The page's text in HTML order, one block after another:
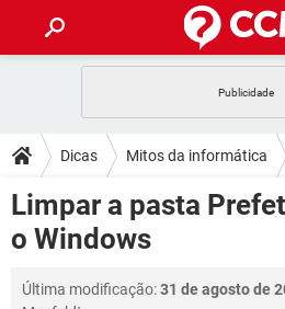
CELULAR
OUTLOOK
INSTAGRAM
DICAS
JOGOS
CELULAR
INSTAGRAM
DOWNLOADS
JOGOS
FÓRUM
JOGOS
Dicas Mitos da informática
Limpar a pasta
o Windows
Última modificação:31 de agosto de